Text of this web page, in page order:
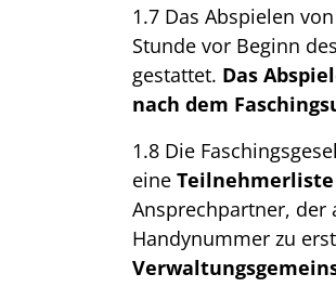
1.7 Das Abspielen
Stunde vor Beginn
gestattet. Das
nach dem
1.8 Die
eine Teilnehmerliste
Ansprechpartner, der
Handynummer zu